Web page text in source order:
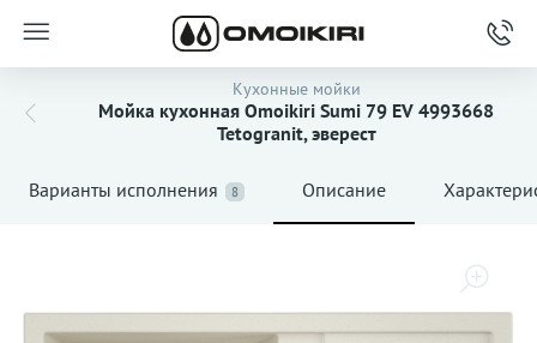
Кухонные мойки
Мойка кухонная Omoikiri Sumi 79 EV 4993668
Tetogranit, эверест
Варианты исполнения 8 Описание